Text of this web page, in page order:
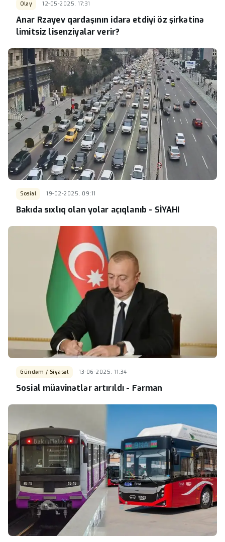
Olay 12-05-2025, 17:31
Anar Rzayev qardaşının idarə etdiyi öz şirkətinə
limitsiz lisenziyalar verir?
Sosial 19-02-2025, 09:11
Bakıda sıxlıq olan yolar açıqlanıb - SİYAHI
Gündəm / Siyasət 13-06-2025, 11:34
Sosial müavinətlər artırıldı - Fərman